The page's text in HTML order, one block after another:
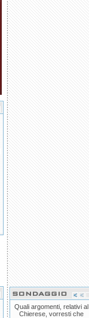
Quali argomenti, relativi al
Chierese, vorresti che